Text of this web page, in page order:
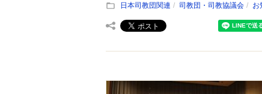
日本司教団関連
司教団・司教協議会 お